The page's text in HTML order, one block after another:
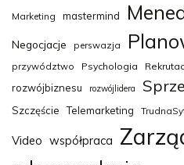
Marketing mastermind
Negocjacje perswazja
przywództwo Psychologia
rozwójbiznesu
rozwójlidera
Szczęście Telemarketing
Video współpraca